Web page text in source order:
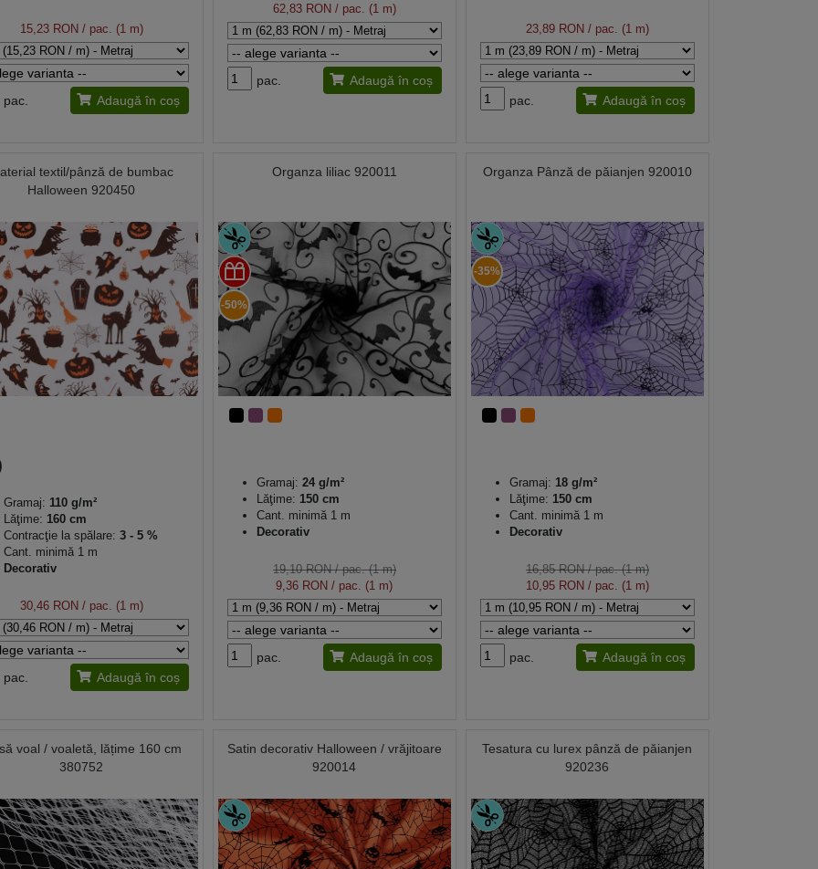
15,23 RON / pac. (1 m)
pac. Adaugă în coș
62,83 RON / pac. (1 m)
pac. Adaugă în coș
23,89 RON / pac. (1 m)
pac. Adaugă în coș
textil/pânză de bumbac
Halloween 920450
Gramaj: 110 g/m²
Lăţime: 160 cm
Contracţie la spălare: 3 - 5 %
Cant. minimă 1 m
Decorativ
30,46 RON / pac. (1 m)
pac. Adaugă în coș
Organza liliac 920011
-50%
Gramaj: 24 g/m²
Lăţime: 150 cm
Cant. minimă 1 m
Decorativ
19,10 RON/ pac. (1 m)
9,36 RON / pac. (1 m)
pac. Adaugă în coș
Organza Pânză de păianjen 920010
-35%
Gramaj: 18 g/m²
Lăţime: 150 cm
Cant. minimă 1 m
Decorativ
16,85 RON/ pac. (1 m)
10,95 RON / pac. (1 m)
pac. Adaugă în coș
voal / voaletă, lățime 160 cm
380752
Satin decorativ Halloween / vrăjitoare
920014
Tesatura cu lurex pânză de păianjen
920236